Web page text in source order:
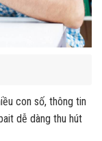
con số, thông tin
dễ dàng thu hút